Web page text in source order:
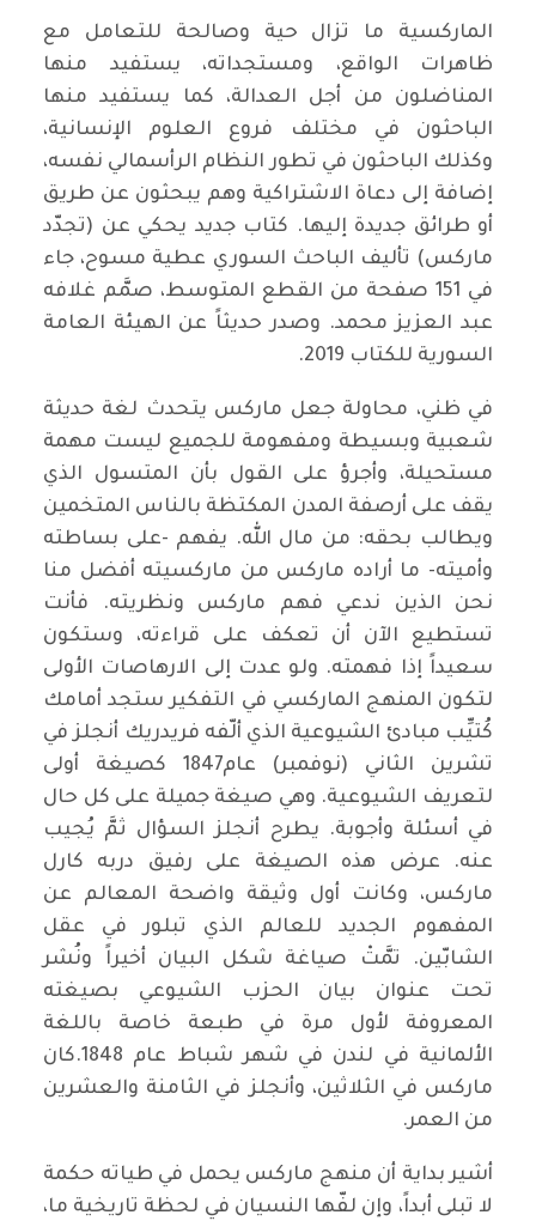
الماركسية ما تزال حية وصالحة للتعامل مع
ظاهرات الواقع، ومستجداته، يستفيد منها
المناضلون من أجل العدالة، كما يستفيد منها
الباحثون في مختلف فروع العلوم الإنسانية،
وكذلك الباحثون في تطور النظام الرأسمالي نفسه،
إضافة إلى دعاة الاشتراكية وهم يبحثون عن طريق
أو طرائق جديدة إليها. كتاب جديد يحكي عن (تجدّد
ماركس) تأليف الباحث السوري عطية مسوح، جاء
في 151 صفحة من القطع المتوسط، صمَّم غلافه
عبد العزيز محمد. وصدر حديثاً عن الهيئة العامة
السورية للكتاب 2019.
في ظني، محاولة جعل ماركس يتحدث لغة حديثة
شعبية وبسيطة ومفهومة للجميع ليست مهمة
مستحيلة، وأجرؤ على القول بأن المتسول الذي
يقف على أرصفة المدن المكتظة بالناس المتخمين
ويطالب بحقه: من مال الله. يفهم -على بساطته
وأميته- ما أراده ماركس من ماركسيته أفضل منا
نحن الذين ندعي فهم ماركس ونظريته. فأنت
تستطيع الآن أن تعكف على قراءته، وستكون
سعيداً إذا فهمته. ولو عدت إلى الارهاصات الأولى
لتكون المنهج الماركسي في التفكير ستجد أمامك
كُتيِّب مبادئ الشيوعية الذي ألّفه فريدريك أنجلز في
تشرين الثاني (نوفمبر) عام1847 كصيغة أولى
لتعريف الشيوعية. وهي صيغة جميلة على كل حال
في أسئلة وأجوبة. يطرح أنجلز السؤال ثمَّ يُجيب
عنه. عرض هذه الصيغة على رفيق دربه كارل
ماركس، وكانت أول وثيقة واضحة المعالم عن
المفهوم الجديد للعالم الذي تبلور في عقل
الشابّين. تمَّتْ صياغة شكل البيان أخيراً ونُشر
تحت عنوان بيان الحزب الشيوعي بصيغته
المعروفة لأول مرة في طبعة خاصة باللغة
الألمانية في لندن في شهر شباط عام 1848.كان
ماركس في الثلاثين، وأنجلز في الثامنة والعشرين
من العمر.
أشير بداية أن منهج ماركس يحمل في طياته حكمة
لا تبلى أبداً، وإن لفّها النسيان في لحظة تاريخية ما،